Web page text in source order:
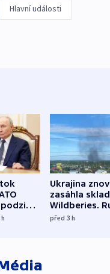
Hlavní události
h
Ukrajina
zasáhla
Wildberies.
útočili v
před 3h